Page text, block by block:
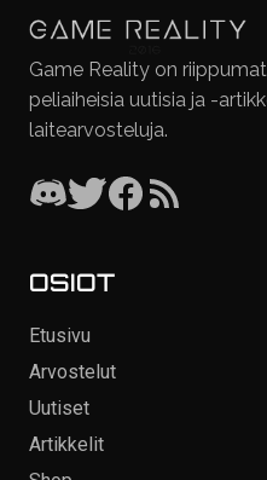
Game Reality on
peliaiheisia uutisia ja -
laitearvosteluja.
OSIOT
Etusivu
Arvostelut
Uutiset
Artikkelit